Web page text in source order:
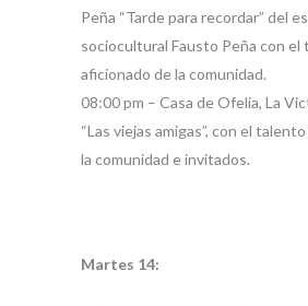
Peña “Tarde para recordar” del
sociocultural Fausto Peña con el
aficionado de la comunidad.
08:00 pm – Casa de Ofelia, La
“Las viejas amigas”, con el
la comunidad e invitados.
Martes 14: